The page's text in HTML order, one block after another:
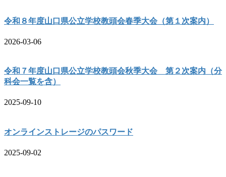
令和８年度山口県公立学校教頭会春季大会（第１次案内）
2026-03-06
令和７年度山口県公立学校教頭会秋季大会 第２次案内（分
科会一覧を含）
2025-09-10
オンラインストレージのパスワード
2025-09-02